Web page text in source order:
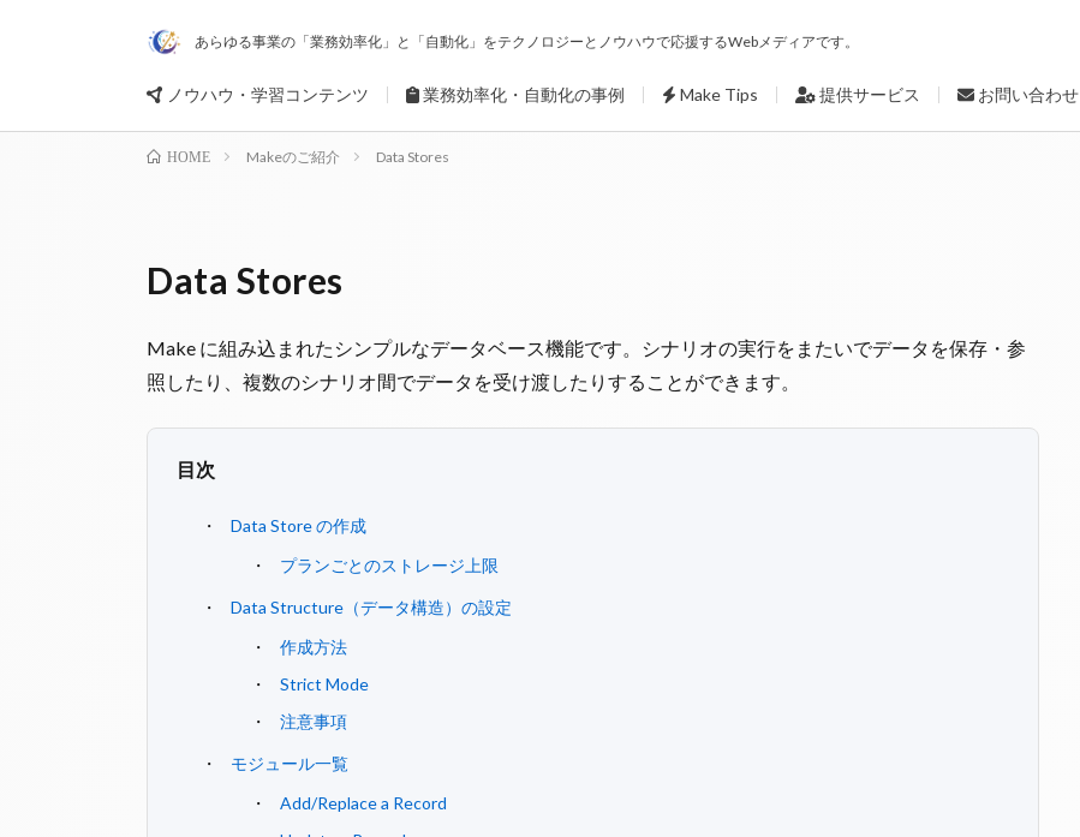
あらゆる事業の「業務効率化」と「自動化」をテクノロジーとノウハウで応援するWebメディアです。
ノウハウ・学習コンテンツ 業務効率化・自動化の事例 Make Tips 提供サービス お問い合わせ
HOME Makeのご紹介 Data Stores
Data Stores
Make に組み込まれたシンプルなデータベース機能です。シナリオの実行をまたいでデータを保存・参
照したり、複数のシナリオ間でデータを受け渡したりすることができます。
目次
Data Store の作成
プランごとのストレージ上限
Data Structure（データ構造）の設定
作成方法
Strict Mode
注意事項
モジュール一覧
Add/Replace a Record